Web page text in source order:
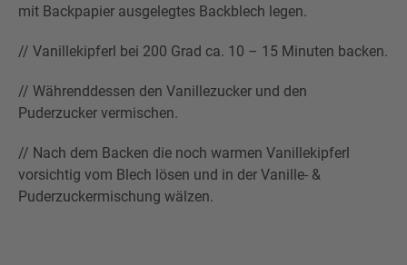
mit Backpapier ausgelegtes Backblech legen.
// Vanillekipferl bei 200 Grad ca. 10 – 15 Minuten backen.
// Währenddessen den Vanillezucker und den
Puderzucker vermischen.
// Nach dem Backen die noch warmen Vanillekipferl
vorsichtig vom Blech lösen und in der Vanille- &
Puderzuckermischung wälzen.